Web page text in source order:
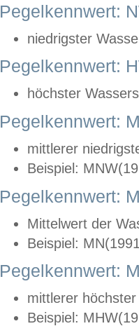
Pegelkennwert:
niedrigster
Pegelkennwert:
höchster
Pegelkennwert:
mittlerer
Beispiel:
Pegelkennwert:
Mittelwert der
Beispiel:
Pegelkennwert:
mittlerer
Beispiel: